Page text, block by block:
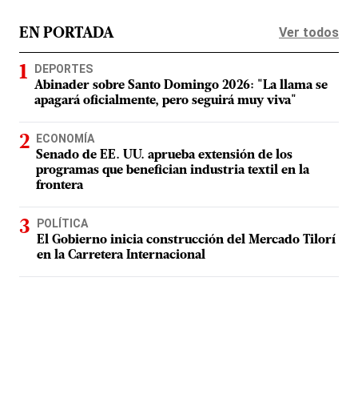
EN PORTADA Ver todos
DEPORTES
Abinader sobre Santo Domingo 2026: "La llama se
apagará oficialmente, pero seguirá muy viva"
ECONOMÍA
Senado de EE. UU. aprueba extensión de los
programas que benefician industria textil en la
frontera
POLÍTICA
El Gobierno inicia construcción del Mercado Tilorí
en la Carretera Internacional